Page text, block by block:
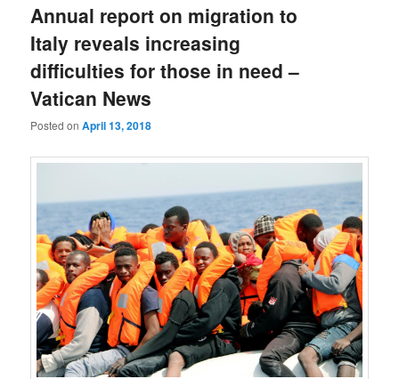
Annual report on migration to
Italy reveals increasing
difficulties for those in need –
Vatican News
Posted onApril 13, 2018